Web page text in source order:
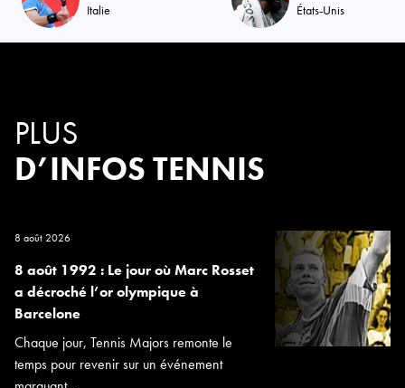
Italie États-Unis
PLUS
D’INFOS TENNIS
8 août 2026
8 août 1992 : Le jour où Marc Rosset
a décroché l’or olympique à
Barcelone
Chaque jour, Tennis Majors remonte le
temps pour revenir sur un événement